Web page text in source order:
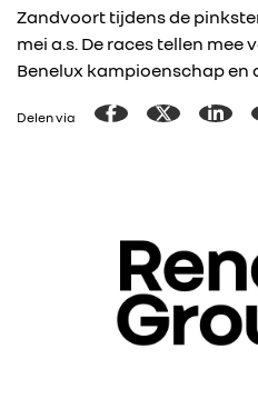
Zandvoort tijdens de
mei a.s. De races tellen mee
Benelux kampioenschap en
Delen via